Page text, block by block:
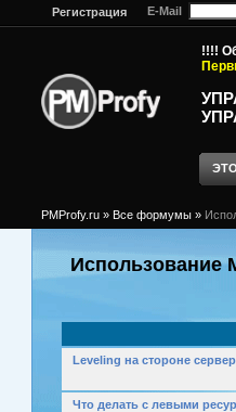
Регистрация E-Mail
!!!!
PMProfy.ru » Все формумы »
Использование
Leveling на стороне
Что делать с левыми